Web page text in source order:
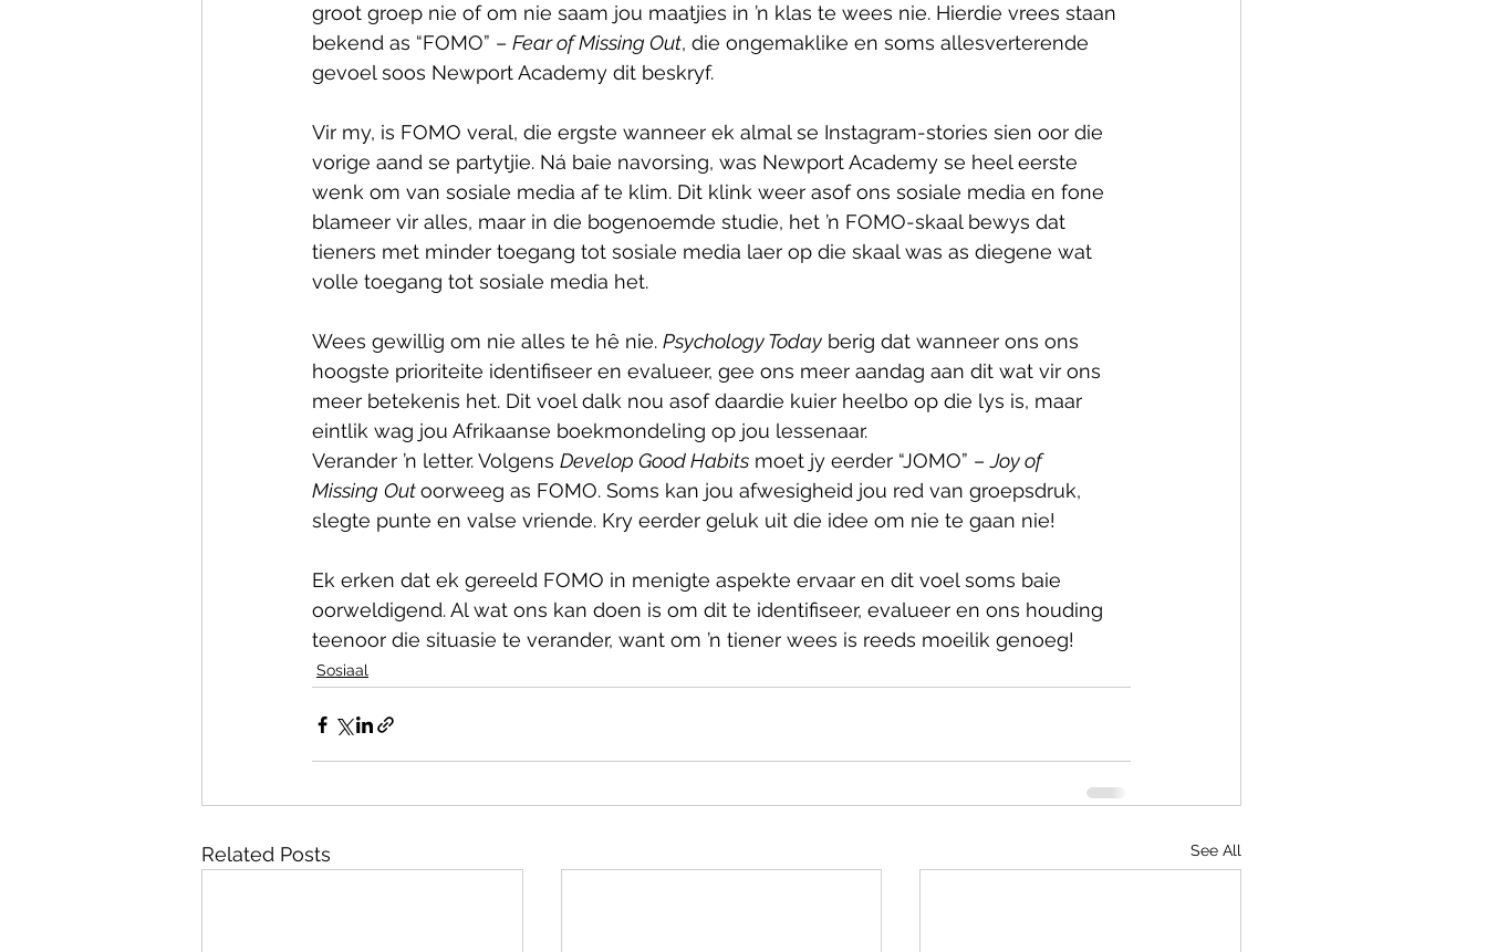
groot groep nie of om nie saam jou maatjies in ’n klas te wees nie. Hierdie vrees staan
bekend as “FOMO” – Fear of Missing Out, die ongemaklike en soms allesverterende
gevoel soos Newport Academy dit beskryf.
Vir my, is FOMO veral, die ergste wanneer ek almal se Instagram-stories sien oor die
vorige aand se partytjie. Ná baie navorsing, was Newport Academy se heel eerste
wenk om van sosiale media af te klim. Dit klink weer asof ons sosiale media en fone
blameer vir alles, maar in die bogenoemde studie, het ’n FOMO-skaal bewys dat
tieners met minder toegang tot sosiale media laer op die skaal was as diegene wat
volle toegang tot sosiale media het.
Wees gewillig om nie alles te hê nie. Psychology Today berig dat wanneer ons ons
hoogste prioriteite identifiseer en evalueer, gee ons meer aandag aan dit wat vir ons
meer betekenis het. Dit voel dalk nou asof daardie kuier heelbo op die lys is, maar
eintlik wag jou Afrikaanse boekmondeling op jou lessenaar.
Verander ’n letter. Volgens Develop Good Habits moet jy eerder “JOMO” – Joy of
Missing Out oorweeg as FOMO. Soms kan jou afwesigheid jou red van groepsdruk,
slegte punte en valse vriende. Kry eerder geluk uit die idee om nie te gaan nie!
Ek erken dat ek gereeld FOMO in menigte aspekte ervaar en dit voel soms baie
oorweldigend. Al wat ons kan doen is om dit te identifiseer, evalueer en ons houding
teenoor die situasie te verander, want om ’n tiener wees is reeds moeilik genoeg!
Sosiaal
Related Posts See All